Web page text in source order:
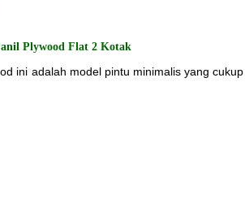
Plywood Flat 2 Kotak
ini adalah model pintu minimalis yang